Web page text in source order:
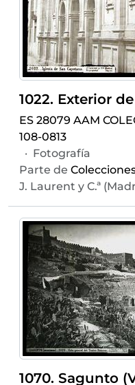
ES 28079 AAM
108-0813
· Fotografía
Parte de
J. Laurent y C.ª